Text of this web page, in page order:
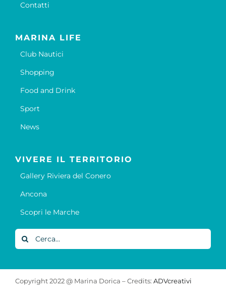
Contatti
MARINA LIFE
Club Nautici
Shopping
Food and Drink
Sport
News
VIVERE IL TERRITORIO
Gallery Riviera del Conero
Ancona
Scopri le Marche
Cerca
per:
Copyright 2022 @ Marina Dorica – Credits: ADVcreativi